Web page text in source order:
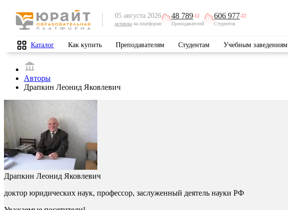
05 августа 2026
активны на платформе
48 789-12
Преподавателей
606 977-22
Студентов
Каталог Как купить Преподавателям Студентам Учебным заведениям
Авторы
Драпкин Леонид Яковлевич
Драпкин Леонид Яковлевич
доктор юридических наук, профессор, заслуженный деятель науки РФ